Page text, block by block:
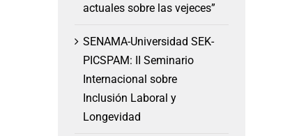
actuales sobre las vejeces”
SENAMA-Universidad SEK-
PICSPAM: II Seminario
Internacional sobre
Inclusión Laboral y
Longevidad